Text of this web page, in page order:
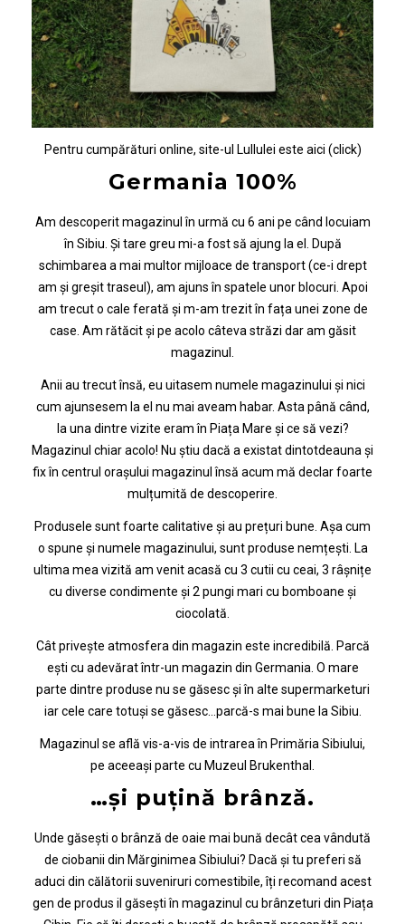
Pentru cumpărături online, site-ul Lullulei este aici (click)
Germania 100%
Am descoperit magazinul în urmă cu 6 ani pe când locuiam
în Sibiu. Și tare greu mi-a fost să ajung la el. După
schimbarea a mai multor mijloace de transport (ce-i drept
am și greșit traseul), am ajuns în spatele unor blocuri. Apoi
am trecut o cale ferată și m-am trezit în fața unei zone de
case. Am rătăcit și pe acolo câteva străzi dar am găsit
magazinul.
Anii au trecut însă, eu uitasem numele magazinului și nici
cum ajunsesem la el nu mai aveam habar. Asta până când,
la una dintre vizite eram în Piața Mare și ce să vezi?
Magazinul chiar acolo! Nu știu dacă a existat dintotdeauna și
fix în centrul orașului magazinul însă acum mă declar foarte
mulțumită de descoperire.
Produsele sunt foarte calitative și au prețuri bune. Așa cum
o spune și numele magazinului, sunt produse nemțești. La
ultima mea vizită am venit acasă cu 3 cutii cu ceai, 3 râșnițe
cu diverse condimente și 2 pungi mari cu bomboane și
ciocolată.
Cât privește atmosfera din magazin este incredibilă. Parcă
ești cu adevărat într-un magazin din Germania. O mare
parte dintre produse nu se găsesc și în alte supermarketuri
iar cele care totuși se găsesc…parcă-s mai bune la Sibiu.
Magazinul se află vis-a-vis de intrarea în Primăria Sibiului,
pe aceeași parte cu Muzeul Brukenthal.
…și puțină brânză.
Unde găsești o brânză de oaie mai bună decât cea vândută
de ciobanii din Mărginimea Sibiului? Dacă și tu preferi să
aduci din călătorii suveniruri comestibile, îți recomand acest
gen de produs il găsești în magazinul cu brânzeturi din Piața